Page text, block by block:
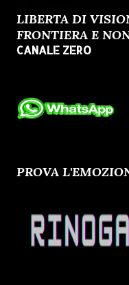
LIBERTA DI
FRONTIERA E
CANALE ZERO
PROVA